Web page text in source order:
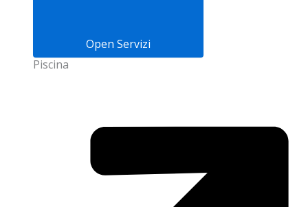
Open Servizi
Piscina